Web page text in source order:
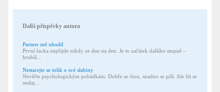
Další příspěvky autora
Partner mě uhodil
První facka nepřijde nikdy ze dne na den. Je to začátek dalšího stupně –
hrubší...
Nestarejte se tolik o své slabiny
Nevěřte psychologickým pohádkám. Dobře se čtou, snadno se píší. Ale žít se
nedaj...